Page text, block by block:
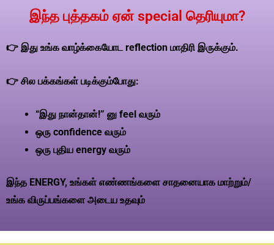
இந்த புத்தகம் ஏன் special தெரியுமா?
👉 இது உங்க வாழ்க்கையோட reflection மாதிரி இருக்கும்.
👉 சில பக்கங்கள் படிக்கும்போது:
“இது நான்தான்!” னு feel வரும்
ஒரு confidence வரும்
ஒரு புதிய energy வரும்
இந்த ENERGY, உங்கள் எண்ணங்களை சாதனையாக மாற்றும்/
உங்க விருப்பங்களை அடைய உதவும்